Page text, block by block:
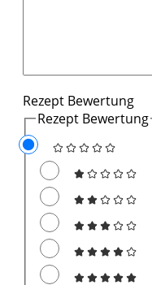
Rezept Bewertung
Rezept Bewertung